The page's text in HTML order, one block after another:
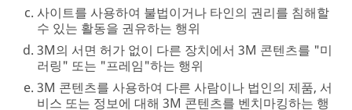
사이트를 사용하여 불법이거나 타인의 권리를 침해할
수 있는 활동을 권유하는 행위
3M의 서면 허가 없이 다른 장치에서 3M 콘텐츠를 "미
러링" 또는 "프레임"하는 행위
3M 콘텐츠를 사용하여 다른 사람이나 법인의 제품, 서
비스 또는 정보에 대해 3M 콘텐츠를 벤치마킹하는 행